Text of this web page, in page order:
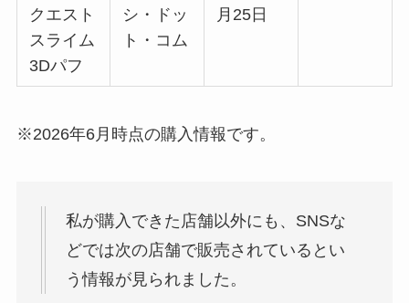
クエスト
スライム
3Dパフ
シ・ドッ
ト・コム
月25日
※2026年6月時点の購入情報です。
私が購入できた店舗以外にも、SNSな
どでは次の店舗で販売されているとい
う情報が見られました。